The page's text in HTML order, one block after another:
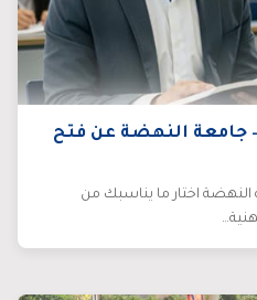
– جامعة النهضة عن فتح
اختار ما يناسبك من